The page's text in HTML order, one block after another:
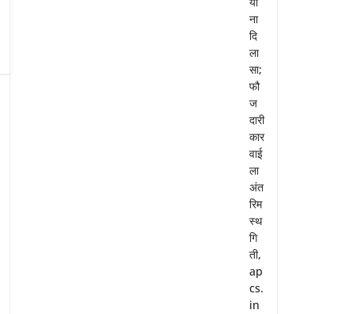
ना
दि
ला
सा;
फौ
ज
दारी
कार
वाई
ला
अंत
रिम
स्थ
गि
ती,
ap
cs.
in